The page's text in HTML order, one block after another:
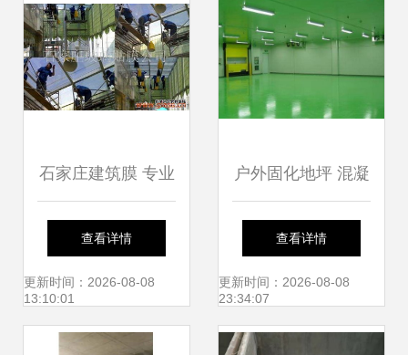
饰方案
石家庄建筑膜 专业
施工与优质服务构
筑美好未来
查看详情
更新时间：2026-08-08
13:10:01
户外固化地坪 混凝
土固化抛光染色一
体化的建筑施工服
务解析
查看详情
更新时间：2026-08-08
23:34:07